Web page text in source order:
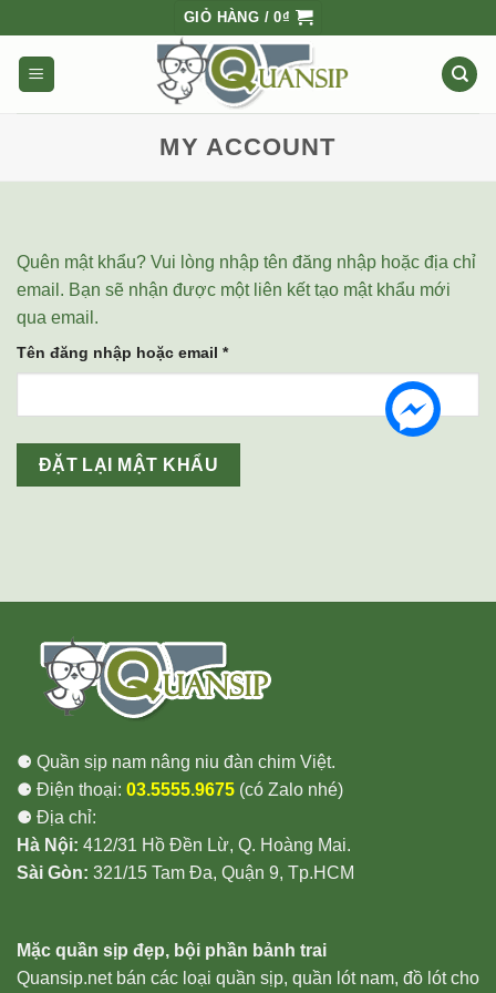
to
content
GIỎ HÀNG /0₫
MY ACCOUNT
Quên mật khẩu? Vui lòng nhập tên đăng nhập hoặc địa chỉ
email. Bạn sẽ nhận được một liên kết tạo mật khẩu mới
qua email.
Tên đăng nhập hoặc email *Bắt
buộc
ĐẶT LẠI MẬT KHẨU
⚈ Quần sịp nam nâng niu đàn chim Việt.
⚈ Điện thoại: 03.5555.9675 (có Zalo nhé)
⚈ Địa chỉ:
Hà Nội: 412/31 Hồ Đền Lừ, Q. Hoàng Mai.
Sài Gòn: 321/15 Tam Đa, Quận 9, Tp.HCM
Mặc quần sịp đẹp, bội phần bảnh trai
Quansip.net bán các loại quần sịp, quần lót nam, đồ lót cho